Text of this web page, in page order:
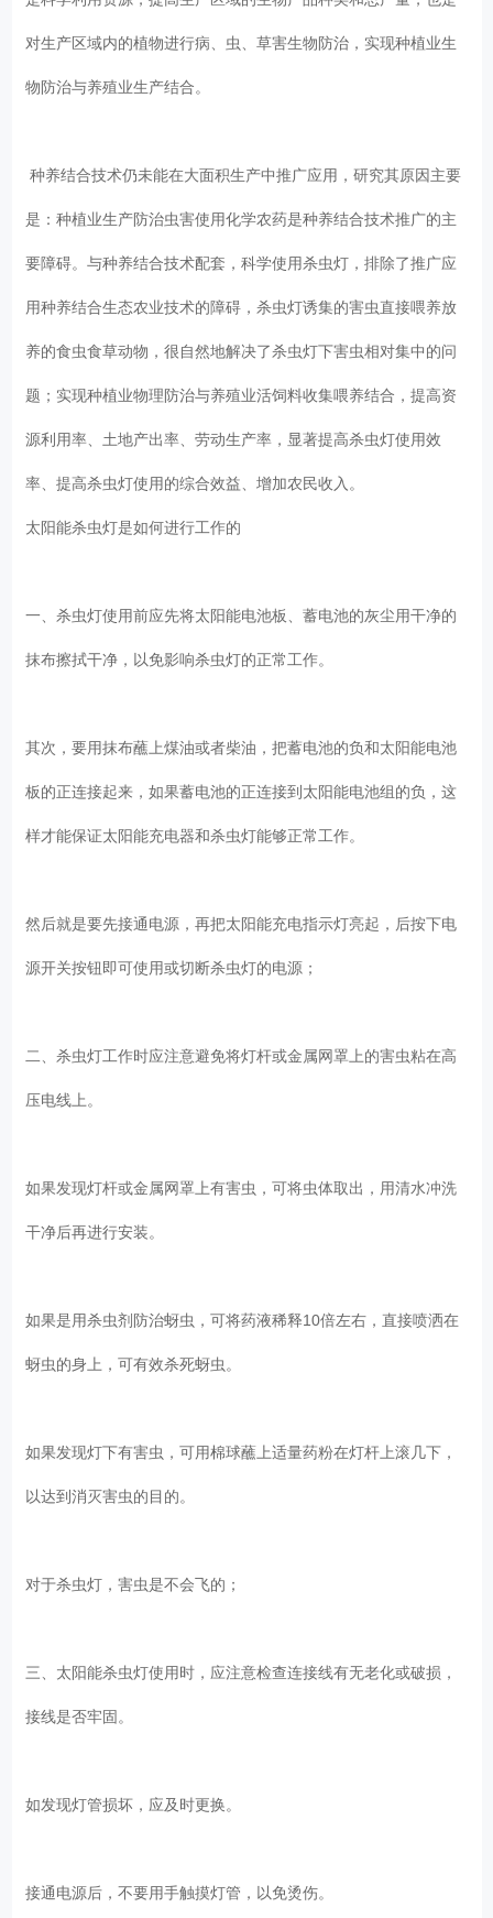
对生产区域内的植物进行病、虫、草害生物防治，实现种植业生
物防治与养殖业生产结合。
种养结合技术仍未能在大面积生产中推广应用，研究其原因主要
是：种植业生产防治虫害使用化学农药是种养结合技术推广的主
要障碍。与种养结合技术配套，科学使用杀虫灯，排除了推广应
用种养结合生态农业技术的障碍，杀虫灯诱集的害虫直接喂养放
养的食虫食草动物，很自然地解决了杀虫灯下害虫相对集中的问
题；实现种植业物理防治与养殖业活饲料收集喂养结合，提高资
源利用率、土地产出率、劳动生产率，显著提高杀虫灯使用效
率、提高杀虫灯使用的综合效益、增加农民收入。
太阳能杀虫灯是如何进行工作的
一、杀虫灯使用前应先将太阳能电池板、蓄电池的灰尘用干净的
抹布擦拭干净，以免影响杀虫灯的正常工作。
其次，要用抹布蘸上煤油或者柴油，把蓄电池的负和太阳能电池
板的正连接起来，如果蓄电池的正连接到太阳能电池组的负，这
样才能保证太阳能充电器和杀虫灯能够正常工作。
然后就是要先接通电源，再把太阳能充电指示灯亮起，后按下电
源开关按钮即可使用或切断杀虫灯的电源；
二、杀虫灯工作时应注意避免将灯杆或金属网罩上的害虫粘在高
压电线上。
如果发现灯杆或金属网罩上有害虫，可将虫体取出，用清水冲洗
干净后再进行安装。
如果是用杀虫剂防治蚜虫，可将药液稀释10倍左右，直接喷洒在
蚜虫的身上，可有效杀死蚜虫。
如果发现灯下有害虫，可用棉球蘸上适量药粉在灯杆上滚几下，
以达到消灭害虫的目的。
对于杀虫灯，害虫是不会飞的；
三、太阳能杀虫灯使用时，应注意检查连接线有无老化或破损，
接线是否牢固。
如发现灯管损坏，应及时更换。
接通电源后，不要用手触摸灯管，以免烫伤。